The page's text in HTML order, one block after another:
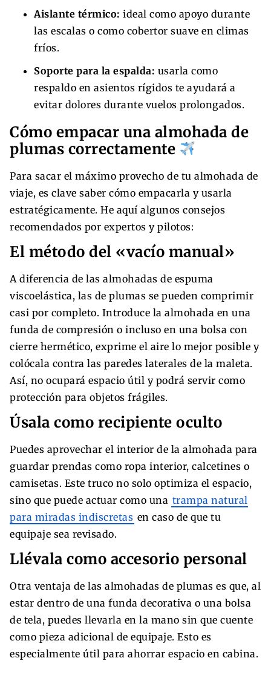
Aislante térmico: ideal como apoyo durante
las escalas o como cobertor suave en climas
fríos.
Soporte para la espalda: usarla como
respaldo en asientos rígidos te ayudará a
evitar dolores durante vuelos prolongados.
Cómo empacar una almohada de
plumas correctamente
Para sacar el máximo provecho de tu almohada de
viaje, es clave saber cómo empacarla y usarla
estratégicamente. He aquí algunos consejos
recomendados por expertos y pilotos:
El método del «vacío manual»
A diferencia de las almohadas de espuma
viscoelástica, las de plumas se pueden comprimir
casi por completo. Introduce la almohada en una
funda de compresión o incluso en una bolsa con
cierre hermético, exprime el aire lo mejor posible y
colócala contra las paredes laterales de la maleta.
Así, no ocupará espacio útil y podrá servir como
protección para objetos frágiles.
Úsala como recipiente oculto
Puedes aprovechar el interior de la almohada para
guardar prendas como ropa interior, calcetines o
camisetas. Este truco no solo optimiza el espacio,
sino que puede actuar como una trampa natural
para miradas indiscretas en caso de que tu
equipaje sea revisado.
Llévala como accesorio personal
Otra ventaja de las almohadas de plumas es que, al
estar dentro de una funda decorativa o una bolsa
de tela, puedes llevarla en la mano sin que cuente
como pieza adicional de equipaje. Esto es
especialmente útil para ahorrar espacio en cabina.